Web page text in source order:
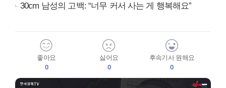
30cm 남성의 고백: “너무 커서 사는 게 행복해요”
좋아요
0
싫어요
0
후속기사 원해요
0